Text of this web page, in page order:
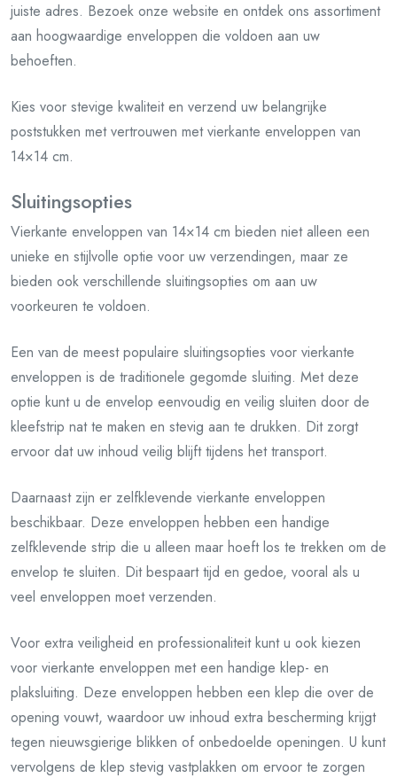
juiste adres. Bezoek onze website en ontdek ons assortiment
aan hoogwaardige enveloppen die voldoen aan uw
behoeften.
Kies voor stevige kwaliteit en verzend uw belangrijke
poststukken met vertrouwen met vierkante enveloppen van
14×14 cm.
Sluitingsopties
Vierkante enveloppen van 14×14 cm bieden niet alleen een
unieke en stijlvolle optie voor uw verzendingen, maar ze
bieden ook verschillende sluitingsopties om aan uw
voorkeuren te voldoen.
Een van de meest populaire sluitingsopties voor vierkante
enveloppen is de traditionele gegomde sluiting. Met deze
optie kunt u de envelop eenvoudig en veilig sluiten door de
kleefstrip nat te maken en stevig aan te drukken. Dit zorgt
ervoor dat uw inhoud veilig blijft tijdens het transport.
Daarnaast zijn er zelfklevende vierkante enveloppen
beschikbaar. Deze enveloppen hebben een handige
zelfklevende strip die u alleen maar hoeft los te trekken om de
envelop te sluiten. Dit bespaart tijd en gedoe, vooral als u
veel enveloppen moet verzenden.
Voor extra veiligheid en professionaliteit kunt u ook kiezen
voor vierkante enveloppen met een handige klep- en
plaksluiting. Deze enveloppen hebben een klep die over de
opening vouwt, waardoor uw inhoud extra bescherming krijgt
tegen nieuwsgierige blikken of onbedoelde openingen. U kunt
vervolgens de klep stevig vastplakken om ervoor te zorgen